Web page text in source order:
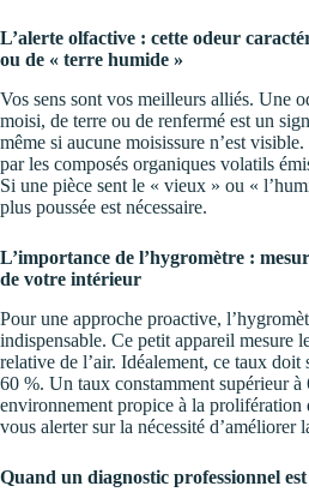
L’alerte olfactive : cette odeur
ou de « terre humide »
Vos sens sont vos meilleurs alliés. Une
moisi, de terre ou de renfermé est un
même si aucune moisissure n’est
par les composés organiques volatils
Si une pièce sent le « vieux » ou «
plus poussée est nécessaire.
L’importance de l’hygromètre :
de votre intérieur
Pour une approche proactive,
indispensable. Ce petit appareil mesure
relative de l’air. Idéalement, ce taux doit
60 %. Un taux constamment supérieur à
environnement propice à la prolifération
vous alerter sur la nécessité d’améliorer
Quand un diagnostic professionnel est